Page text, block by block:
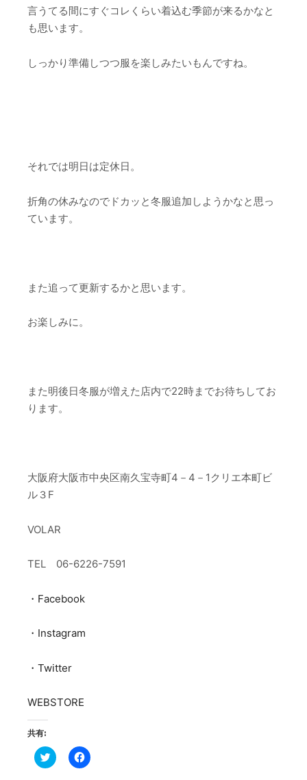
言うてる間にすぐコレくらい着込む季節が来るかなと
も思います。
しっかり準備しつつ服を楽しみたいもんですね。
それでは明日は定休日。
折角の休みなのでドカッと冬服追加しようかなと思っ
ています。
また追って更新するかと思います。
お楽しみに。
また明後日冬服が増えた店内で22時までお待ちしてお
ります。
大阪府大阪市中央区南久宝寺町4－4－1クリエ本町ビ
ル３F
VOLAR
TEL 06-6226-7591
・Facebook
・Instagram
・Twitter
WEBSTORE
共有:
ク
リ
Facebook
で